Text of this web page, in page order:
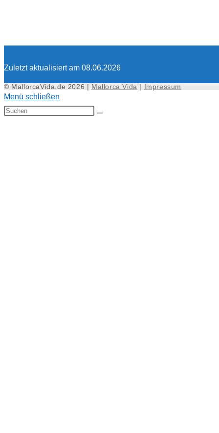
Zuletzt aktualisiert am 08.06.2026
© MallorcaVida.de 2026 | Mallorca Vida | Impressum
Menü schließen